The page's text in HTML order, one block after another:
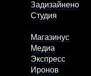
Задизайнено
Студия
Магазинус
Медиа
Экспресс
Иронов